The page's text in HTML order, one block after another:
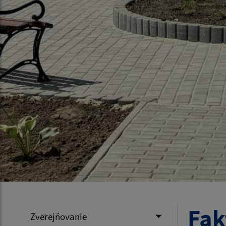
Zverejňovanie